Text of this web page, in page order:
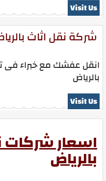
Visit Us
شركة نقل اثاث
انقل عفشك مع خبراء فى
بالرياض
Visit Us
اسعار
بالرياض